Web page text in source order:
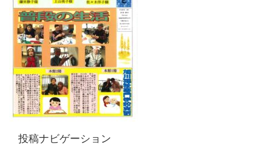
投稿ナビゲーション